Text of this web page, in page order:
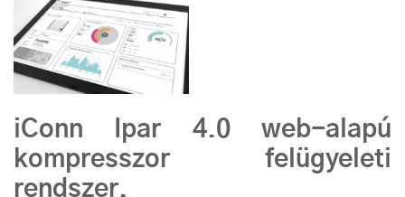
iConn Ipar 4.0 web-alapú
kompresszor felügyeleti
rendszer.